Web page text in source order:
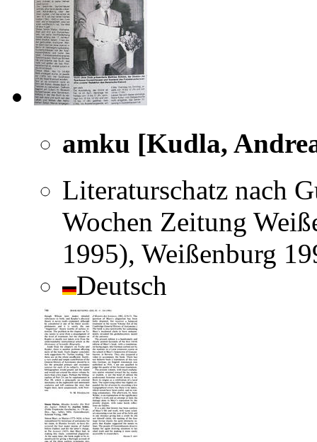
amku [Kudla,
Literaturschatz nach
Wochen Zeitung
1995), Weißenburg
Deutsch